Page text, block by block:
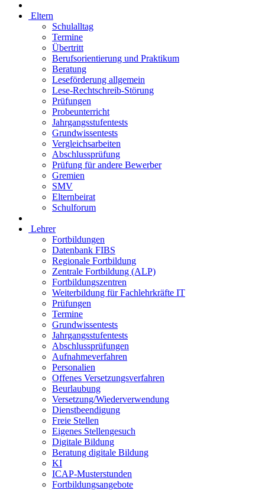
Eltern
Schulalltag
Termine
Übertritt
Berufsorientierung und Praktikum
Beratung
Leseförderung allgemein
Lese-Rechtschreib-Störung
Prüfungen
Probeunterricht
Jahrgangsstufentests
Grundwissentests
Vergleichsarbeiten
Abschlussprüfung
Prüfung für andere Bewerber
Gremien
SMV
Elternbeirat
Schulforum
Lehrer
Fortbildungen
Datenbank FIBS
Regionale Fortbildung
Zentrale Fortbildung (ALP)
Fortbildungszentren
Weiterbildung für Fachlehrkräfte IT
Prüfungen
Termine
Grundwissentests
Jahrgangsstufentests
Abschlussprüfungen
Aufnahmeverfahren
Personalien
Offenes Versetzungsverfahren
Beurlaubung
Versetzung/Wiederverwendung
Dienstbeendigung
Freie Stellen
Eigenes Stellengesuch
Digitale Bildung
Beratung digitale Bildung
KI
ICAP-Musterstunden
Fortbildungsangebote